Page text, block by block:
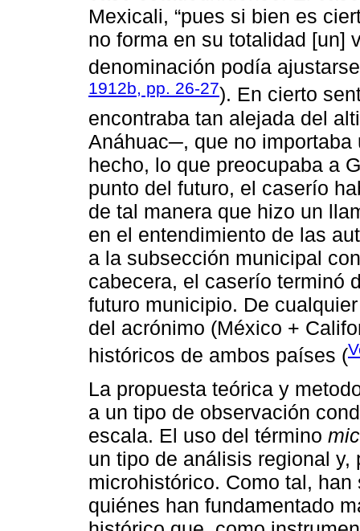
Mexicali, “pues si bien es
no forma en su totalidad [un]
denominación podía
1912b, pp. 26-27). En cierto
encontraba tan alejada del
Anáhuac─, que no
hecho, lo que preocupaba a
punto del futuro, el caserío
de tal manera que hizo un
en el entendimiento de las
a la subsección municipal
cabecera, el caserío terminó
futuro municipio. De
del acrónimo (México +
históricos de ambos países (
La propuesta teórica y
a un tipo de observación
escala. El uso del término
un tipo de análisis regional
microhistórico. Como tal,
quiénes han fundamentado